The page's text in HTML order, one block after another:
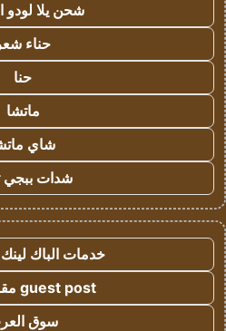
شحن يلا
حناء
حنا
ماتشا
شاي
شدات ببجي
خدمات الباك
guest post مقال ضيف
سوق